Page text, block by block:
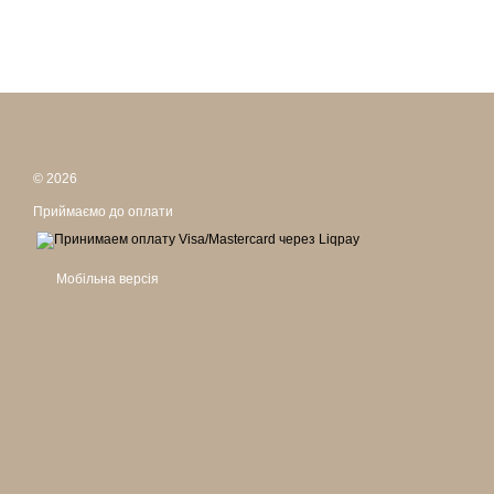
© 2026
Приймаємо до оплати
Мобільна версія